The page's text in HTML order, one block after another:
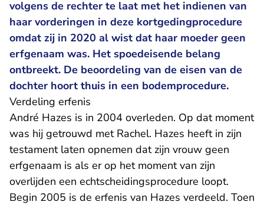
volgens de rechter te laat met het indienen van
haar vorderingen in deze kortgedingprocedure
omdat zij in 2020 al wist dat haar moeder geen
erfgenaam was. Het spoedeisende belang
ontbreekt. De beoordeling van de eisen van de
dochter hoort thuis in een bodemprocedure.
Verdeling erfenis
André Hazes is in 2004 overleden. Op dat moment
was hij getrouwd met Rachel. Hazes heeft in zijn
testament laten opnemen dat zijn vrouw geen
erfgenaam is als er op het moment van zijn
overlijden een echtscheidingsprocedure loopt.
Begin 2005 is de erfenis van Hazes verdeeld. Toen